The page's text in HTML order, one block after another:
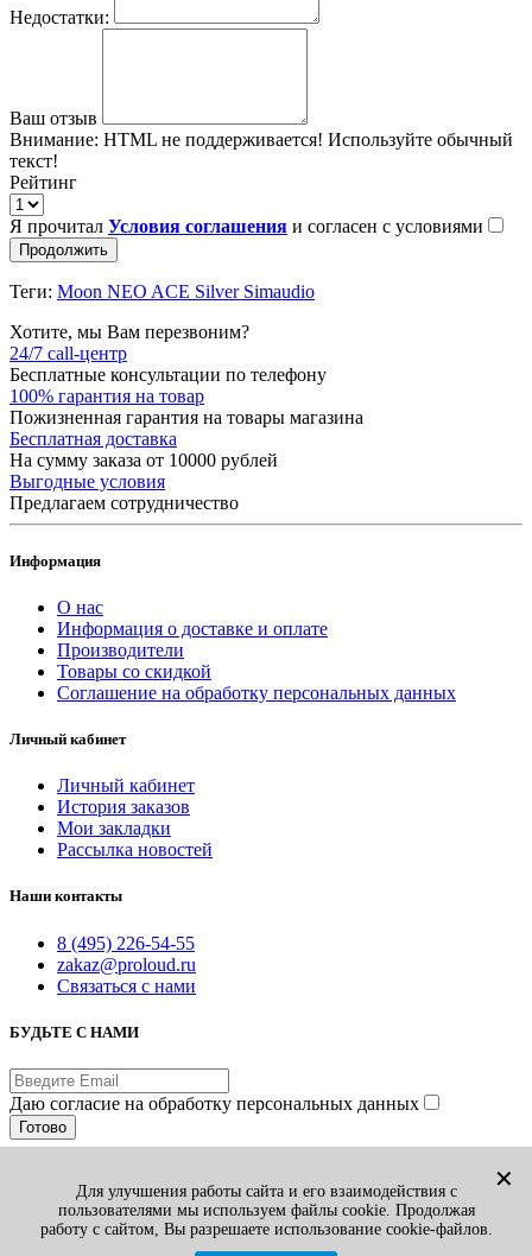
Недостатки:
Ваш отзыв
Внимание: HTML не поддерживается! Используйте обычный
текст!
Рейтинг
Я прочитал Условия соглашения и согласен с условиями
Продолжить
Теги: Moon NEO ACE Silver Simaudio
Хотите, мы Вам перезвоним?
24/7 call-центр
Бесплатные консультации по телефону
100% гарантия на товар
Пожизненная гарантия на товары магазина
Бесплатная доставка
На сумму заказа от 10000 рублей
Выгодные условия
Предлагаем сотрудничество
Информация
О нас
Информация о доставке и оплате
Производители
Товары со скидкой
Соглашение на обработку персональных данных
Личный кабинет
Личный кабинет
История заказов
Мои закладки
Рассылка новостей
Наши контакты
8 (495) 226-54-55
zakaz@proloud.ru
Связаться с нами
БУДЬТЕ С НАМИ
Даю согласие на обработку персональных данных
Готово
Принимаем к оплате:
Вы смотрели 1
Избранные товары 0
✕
Для улучшения работы сайта и его взаимодействия с
пользователями мы используем файлы cookie. Продолжая
работу с сайтом, Вы разрешаете использование cookie-файлов.